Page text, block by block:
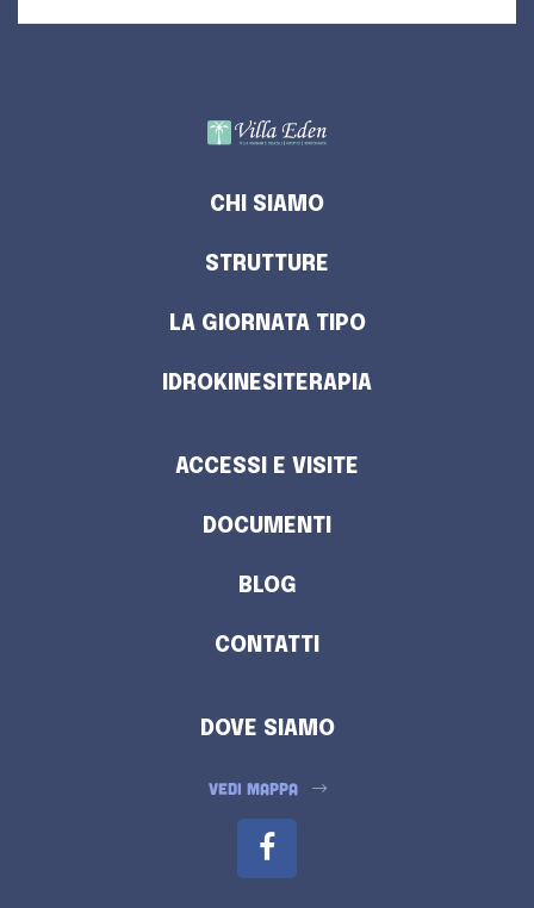
CHI SIAMO
STRUTTURE
LA GIORNATA TIPO
IDROKINESITERAPIA
ACCESSI E VISITE
DOCUMENTI
BLOG
CONTATTI
DOVE SIAMO
VEDI MAPPA